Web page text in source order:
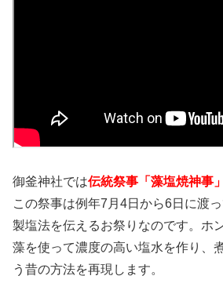
御釜神社では伝統祭事「藻塩焼神事」
この祭事は例年7月4日から6日に渡
製塩法を伝えるお祭りなのです。ホ
藻を使って濃度の高い塩水を作り、
う昔の方法を再現します。